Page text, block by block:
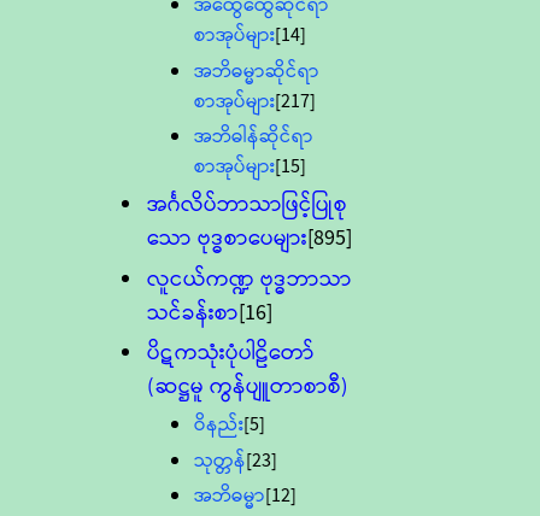
စာအုပ်များ[14]
အဘိဓမ္မာဆိုင်ရာ
စာအုပ်များ[217]
အဘိဓါန်ဆိုင်ရာ
စာအုပ်များ[15]
အင်္ဂလိပ်ဘာသာဖြင့်ပြုစု
သော ဗုဒ္ဓစာပေများ[895]
လူငယ်ကဏ္ဍ ဗုဒ္ဓဘာသာ
သင်ခန်းစာ[16]
ပိဋကသုံးပုံပါဠိတော်
(ဆဋ္ဌမူ ကွန်ပျူတာစာစီ)
ဝိနည်း[5]
သုတ္တန်[23]
အဘိဓမ္မာ[12]